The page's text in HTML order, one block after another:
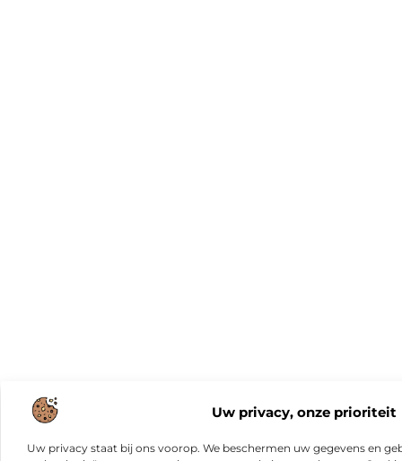
Uw privacy, onze prioriteit
Uw privacy staat bij ons voorop. We beschermen uw gegevens en